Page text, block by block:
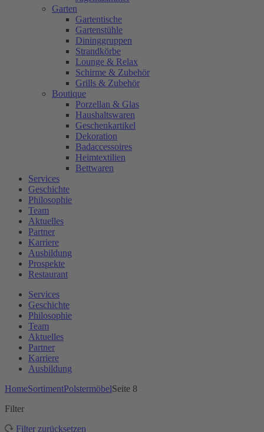
Garten
Gartentische
Gartenstühle
Dininggruppen
Strandkörbe
Lounge & Relax
Schirme & Zubehör
Grills & Zubehör
Boutique
Porzellan & Glas
Haushaltswaren
Geschenkartikel
Dekoration
Badaccessoires
Heimtextilien
Bettwaren
Services
Geschichte
Philosophie
Team
Aktuelles
Partner
Karriere
Ausbildung
Prospekte
Restaurant
Services
Geschichte
Philosophie
Team
Aktuelles
Partner
Karriere
Ausbildung
HomeSortimentPolstermöbelSeite 8
Filter
Filter zurücksetzen